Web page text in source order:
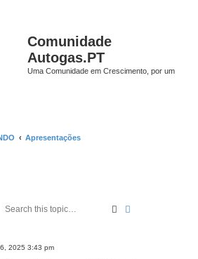
Comunidade
Autogas.PT
Uma Comunidade em Crescimento, por um
Apresentações
Search
2025 3:43 pm